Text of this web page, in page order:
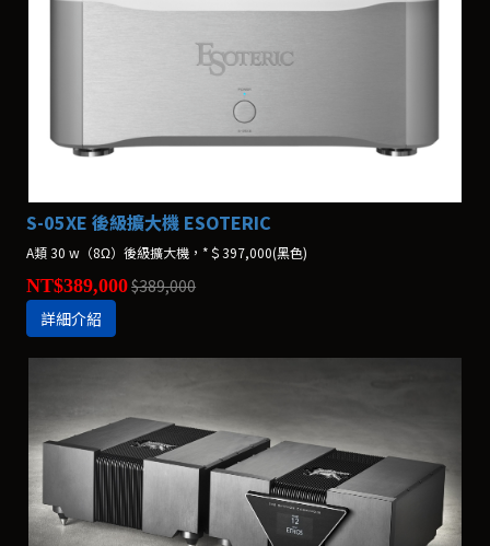
S-05XE 後級擴大機 ESOTERIC
A類 30 w（8Ω）後級擴大機，*＄397,000(黑色)
NT$389,000$389,000
詳細介紹